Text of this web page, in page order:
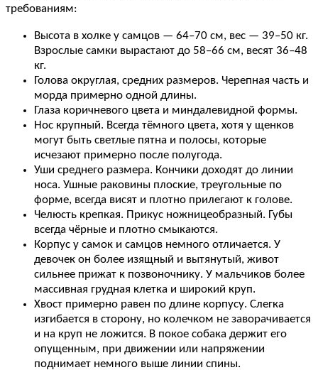
требованиям:
Высота в холке у самцов — 64–70 см, вес — 39–50 кг.
Взрослые самки вырастают до 58–66 см, весят 36–48
кг.
Голова округлая, средних размеров. Черепная часть и
морда примерно одной длины.
Глаза коричневого цвета и миндалевидной формы.
Нос крупный. Всегда тёмного цвета, хотя у щенков
могут быть светлые пятна и полосы, которые
исчезают примерно после полугода.
Уши среднего размера. Кончики доходят до линии
носа. Ушные раковины плоские, треугольные по
форме, всегда висят и плотно прилегают к голове.
Челюсть крепкая. Прикус ножницеобразный. Губы
всегда чёрные и плотно смыкаются.
Корпус у самок и самцов немного отличается. У
девочек он более изящный и вытянутый, живот
сильнее прижат к позвоночнику. У мальчиков более
массивная грудная клетка и широкий круп.
Хвост примерно равен по длине корпусу. Слегка
изгибается в сторону, но колечком не заворачивается
и на круп не ложится. В покое собака держит его
опущенным, при движении или напряжении
поднимает немного выше линии спины.